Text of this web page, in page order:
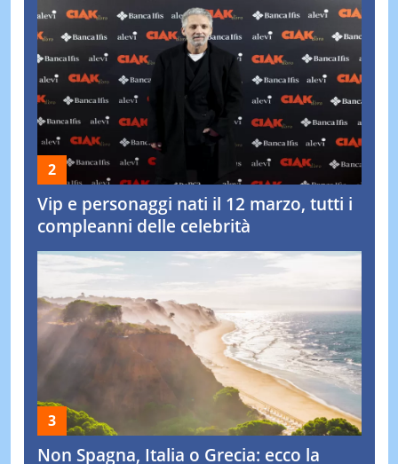
Vip e personaggi nati il 12 marzo, tutti i
compleanni delle celebrità
Non Spagna, Italia o Grecia: ecco la